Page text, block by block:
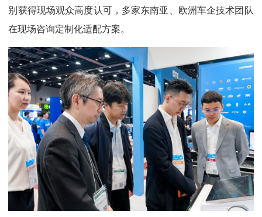
别获得现场观众高度认可，多家东南亚、欧洲车企技术团队
在现场咨询定制化适配方案。